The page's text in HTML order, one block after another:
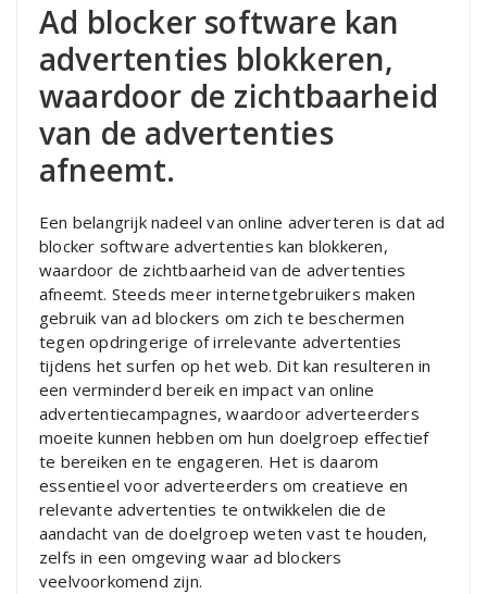
Ad blocker software kan
advertenties blokkeren,
waardoor de zichtbaarheid
van de advertenties
afneemt.
Een belangrijk nadeel van online adverteren is dat ad
blocker software advertenties kan blokkeren,
waardoor de zichtbaarheid van de advertenties
afneemt. Steeds meer internetgebruikers maken
gebruik van ad blockers om zich te beschermen
tegen opdringerige of irrelevante advertenties
tijdens het surfen op het web. Dit kan resulteren in
een verminderd bereik en impact van online
advertentiecampagnes, waardoor adverteerders
moeite kunnen hebben om hun doelgroep effectief
te bereiken en te engageren. Het is daarom
essentieel voor adverteerders om creatieve en
relevante advertenties te ontwikkelen die de
aandacht van de doelgroep weten vast te houden,
zelfs in een omgeving waar ad blockers
veelvoorkomend zijn.